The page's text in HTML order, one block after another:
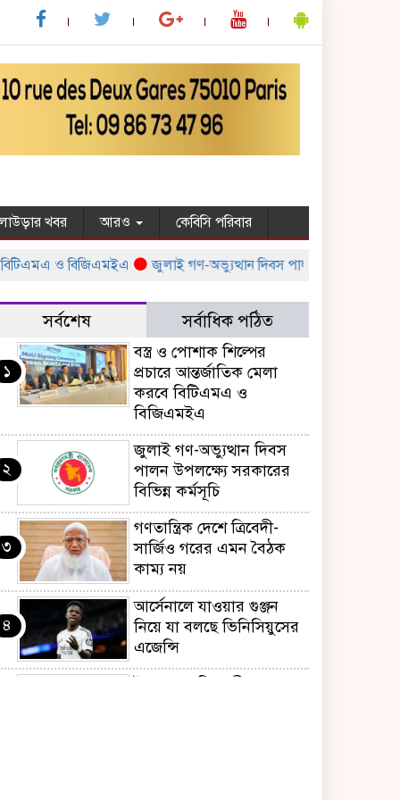
খবর আরও কেবিসি পরিবার
ও বিজিএমইএ জুলাই গণ-অভ্যুত্থান দিবস পালন উপলক্ষ্যে সরকারের
সর্বশেষ সর্বাধিক পঠিত
১
বস্ত্র ও পোশাক শিল্পের
প্রচারে আন্তর্জাতিক মেলা
করবে বিটিএমএ ও
বিজিএমইএ
২
জুলাই গণ-অভ্যুত্থান দিবস
পালন উপলক্ষ্যে সরকারের
বিভিন্ন কর্মসূচি
৩
গণতান্ত্রিক দেশে ত্রিবেদী-
সার্জিও গরের এমন বৈঠক
কাম্য নয়
৪
আর্সেনালে যাওয়ার গুঞ্জন
নিয়ে যা বলছে ভিনিসিয়ুসের
এজেন্সি